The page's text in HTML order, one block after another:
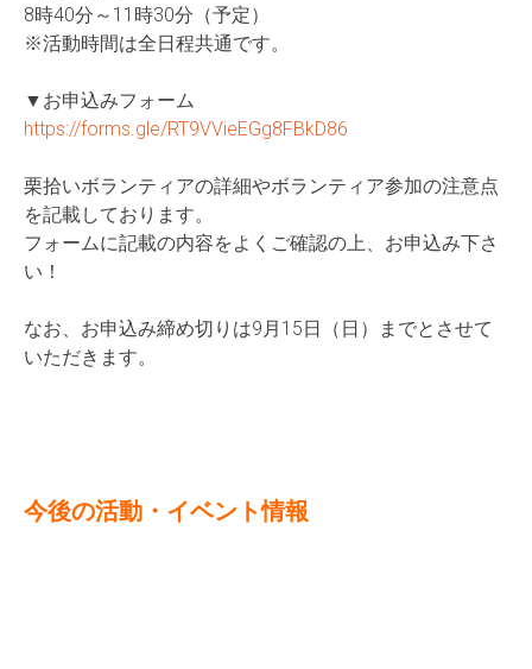
8時40分～11時30分（予定）
※活動時間は全日程共通です。
▼お申込みフォーム
https://forms.gle/RT9VVieEGg8FBkD86
栗拾いボランティアの詳細やボランティア参加の注意点
を記載しております。
フォームに記載の内容をよくご確認の上、お申込み下さ
い！
なお、お申込み締め切りは9月15日（日）までとさせて
いただき ます。
今後の活動・イベント情報